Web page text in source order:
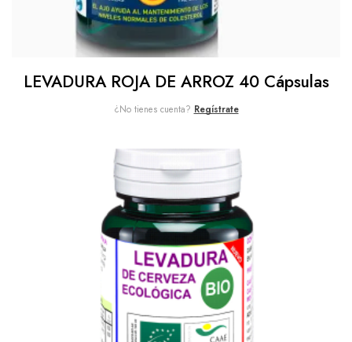
LEVADURA ROJA DE ARROZ 40 Cápsulas
¿No tienes cuenta? Regístrate